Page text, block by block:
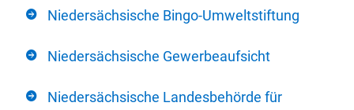
Niedersächsische Bingo-Umweltstiftung
Niedersächsische Gewerbeaufsicht
Niedersächsische Landesbehörde für